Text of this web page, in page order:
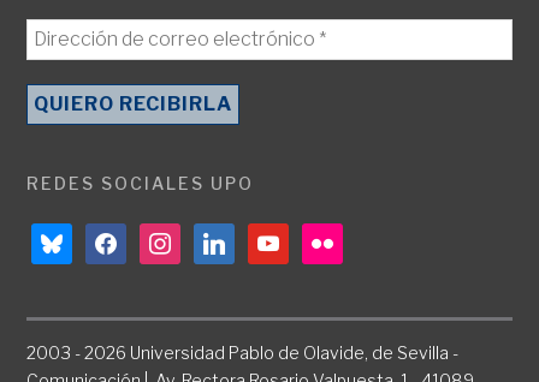
REDES SOCIALES UPO
blueskyfacebookinstagramlinkedinyoutubeflickr
2003 - 2026 Universidad Pablo de Olavide, de Sevilla -